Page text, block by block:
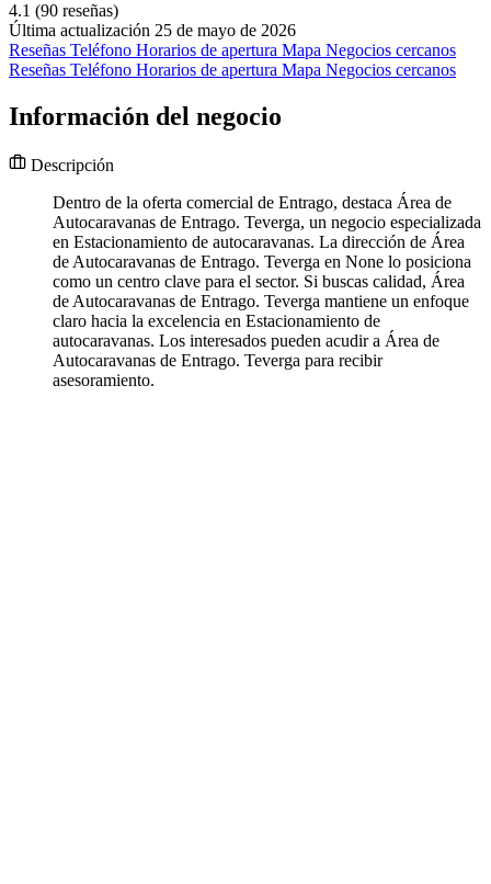
4.1 (90 reseñas)
Última actualización 25 de mayo de 2026
Reseñas Teléfono Horarios de apertura Mapa Negocios cercanos
Reseñas Teléfono Horarios de apertura Mapa Negocios cercanos
Información del negocio
Descripción
Dentro de la oferta comercial de Entrago, destaca Área de
Autocaravanas de Entrago. Teverga, un negocio especializada
en Estacionamiento de autocaravanas. La dirección de Área
de Autocaravanas de Entrago. Teverga en None lo posiciona
como un centro clave para el sector. Si buscas calidad, Área
de Autocaravanas de Entrago. Teverga mantiene un enfoque
claro hacia la excelencia en Estacionamiento de
autocaravanas. Los interesados pueden acudir a Área de
Autocaravanas de Entrago. Teverga para recibir
asesoramiento.